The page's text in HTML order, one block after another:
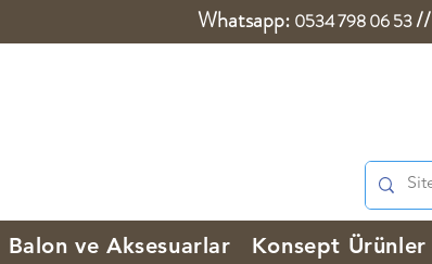
Whatsapp: 0534 798 06 53//
Balon ve Aksesuarlar Konsept Ürünler